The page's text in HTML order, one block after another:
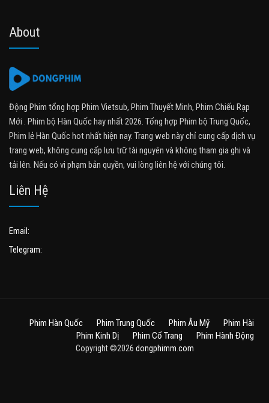
About
Động Phim tổng hợp Phim Vietsub, Phim Thuyết Minh, Phim Chiếu Rạp
Mới . Phim bộ Hàn Quốc hay nhất 2026. Tổng hợp Phim bộ Trung Quốc,
Phim lẻ Hàn Quốc hot nhất hiện nay. Trang web này chỉ cung cấp dịch vụ
trang web, không cung cấp lưu trữ tài nguyên và không tham gia ghi và
tải lên. Nếu có vi phạm bản quyền, vui lòng liên hệ với chúng tôi.
Liên Hệ
Email:
Telegram:
Phim Hàn Quốc Phim Trung Quốc Phim Âu Mỹ
Phim Hài
Phim Kinh Dị
Phim Cổ Trang Phim Hành Động
Copyright ©2026 dongphimm.com